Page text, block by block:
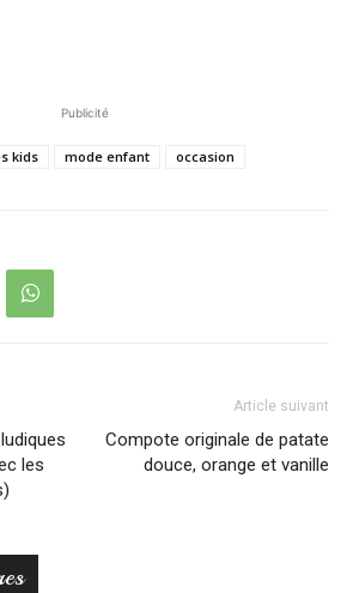
Publicité
kids mode enfant occasion
les
Article suivant
Compote originale de patate
douce, orange et vanille